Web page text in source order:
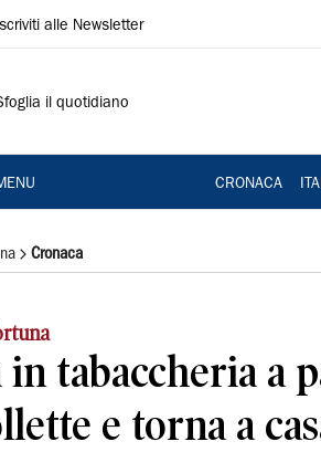
alle Newsletter
il quotidiano
CRONACA
Cronaca
in tabaccheria a
e torna a